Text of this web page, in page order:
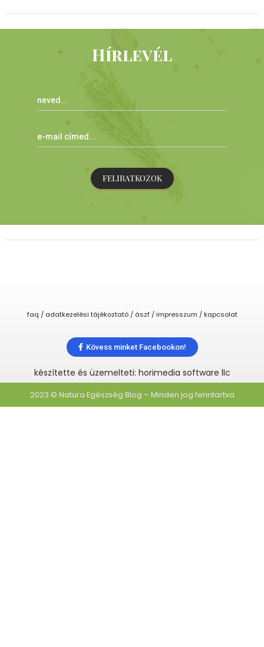
Hírlevél
FELIRATKOZOK
faq / adatkezelési tájékoztató / ászf / impresszum / kapcsolat
Kövess minket Facebookon!
készítette és üzemelteti: horimedia software llc
2023 © Natura Egészség Blog – Minden jog fenntartva